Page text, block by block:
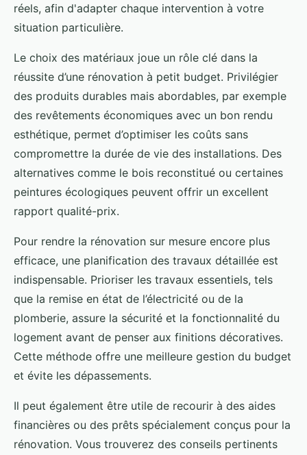
réels, afin d'adapter chaque intervention à votre
situation particulière.
Le choix des matériaux joue un rôle clé dans la
réussite d’une rénovation à petit budget. Privilégier
des produits durables mais abordables, par exemple
des revêtements économiques avec un bon rendu
esthétique, permet d’optimiser les coûts sans
compromettre la durée de vie des installations. Des
alternatives comme le bois reconstitué ou certaines
peintures écologiques peuvent offrir un excellent
rapport qualité-prix.
Pour rendre la rénovation sur mesure encore plus
efficace, une planification des travaux détaillée est
indispensable. Prioriser les travaux essentiels, tels
que la remise en état de l’électricité ou de la
plomberie, assure la sécurité et la fonctionnalité du
logement avant de penser aux finitions décoratives.
Cette méthode offre une meilleure gestion du budget
et évite les dépassements.
Il peut également être utile de recourir à des aides
financières ou des prêts spécialement conçus pour la
rénovation. Vous trouverez des conseils pertinents